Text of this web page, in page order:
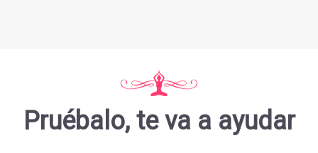
Pruébalo, te va a ayudar